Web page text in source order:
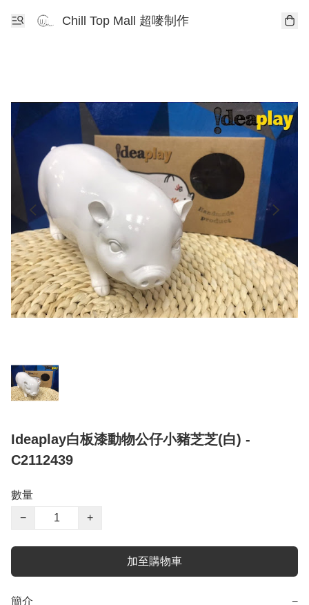
Chill Top Mall 超嘜制作
Ideaplay白板漆動物公仔小豬芝芝(白) -
C2112439
數量
−
+
加至購物車
簡介 −